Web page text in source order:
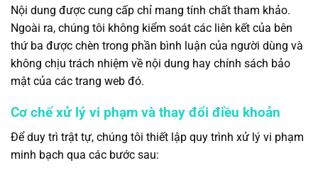
Nội dung được cung cấp chỉ mang tính chất tham khảo.
Ngoài ra, chúng tôi không kiểm soát các liên kết của bên
thứ ba được chèn trong phần bình luận của người dùng và
không chịu trách nhiệm về nội dung hay chính sách bảo
mật của các trang web đó.
Cơ chế xử lý vi phạm và thay đổi điều khoản
Để duy trì trật tự, chúng tôi thiết lập quy trình xử lý vi phạm
minh bạch qua các bước sau: